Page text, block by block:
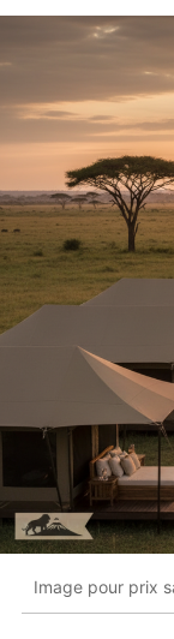
Image pour prix